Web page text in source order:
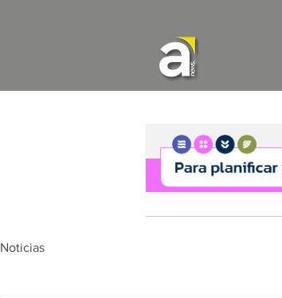
Noticias